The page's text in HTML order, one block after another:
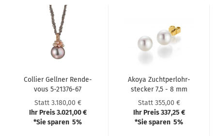
Col­lier Gell­ner Ren­de­
vous 5-​21376-​67
Statt 3.180,00 €
Ihr Preis 3.021,00 €
*Sie sparen 5%
Akoya Zucht­perlohr­
ste­cker 7,5 - 8 mm
Statt 355,00 €
Ihr Preis 337,25 €
*Sie sparen 5%